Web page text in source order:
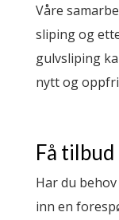
Våre
sliping og
gulvsliping
nytt og
Få
Har du
inn en